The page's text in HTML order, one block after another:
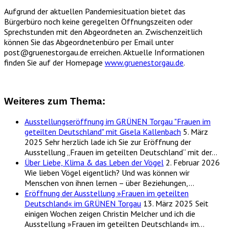
Aufgrund der aktuellen Pandemiesituation bietet das
Bürgerbüro noch keine geregelten Öffnungszeiten oder
Sprechstunden mit den Abgeordneten an. Zwischenzeitlich
können Sie das Abgeordnetenbüro per Email unter
post@gruenestorgau.de erreichen. Aktuelle Informationen
finden Sie auf der Homepage www.gruenestorgau.de.
Weiteres zum Thema:
Ausstellungseröffnung im GRÜNEN Torgau "Frauen im
geteilten Deutschland" mit Gisela Kallenbach 5. März
2025 Sehr herzlich lade ich Sie zur Eröffnung der
Ausstellung „Frauen im geteilten Deutschland“ mit der…
Über Liebe, Klima & das Leben der Vögel 2. Februar 2026
Wie lieben Vögel eigentlich? Und was können wir
Menschen von ihnen lernen – über Beziehungen,…
Eröffnung der Ausstellung »Frauen im geteilten
Deutschland« im GRÜNEN Torgau 13. März 2025 Seit
einigen Wochen zeigen Christin Melcher und ich die
Ausstellung »Frauen im geteilten Deutschland« im…